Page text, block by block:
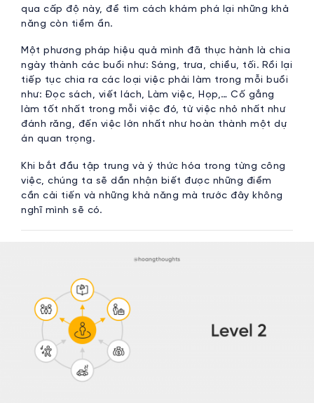
qua cấp độ này, để tìm cách khám phá lại những khả
năng còn tiềm ẩn.
Một phương pháp hiệu quả mình đã thực hành là chia
ngày thành các buổi như: Sáng, trưa, chiều, tối. Rồi lại
tiếp tục chia ra các loại việc phải làm trong mỗi buổi
như: Đọc sách, viết lách, Làm việc, Họp,… Cố gắng
làm tốt nhất trong mỗi việc đó, từ việc nhỏ nhất như
đánh răng, đến việc lớn nhất như hoàn thành một dự
án quan trọng.
Khi bắt đầu tập trung và ý thức hóa trong từng công
việc, chúng ta sẽ dần nhận biết được những điểm
cần cải tiến và những khả năng mà trước đây không
nghĩ mình sẽ có.